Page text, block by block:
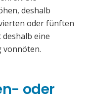
deshalb
oder fünften
eine
vonnöten.
oder